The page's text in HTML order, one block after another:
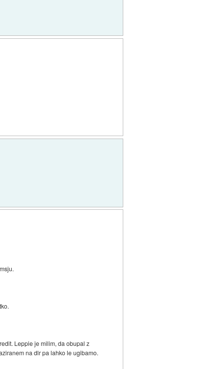
Leppie je milim, da obupal z
na dlr pa lahko le ugibamo.